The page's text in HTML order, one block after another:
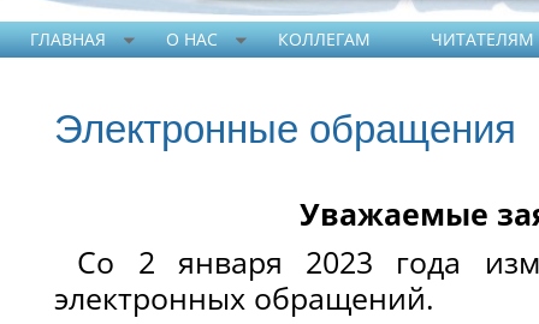
ГЛАВНАЯ О НАС КОЛЛЕГАМ ЧИТАТЕЛЯМ
Электронные обращения
Уважаемые
Со 2 января 2023 года
электронных обращений.